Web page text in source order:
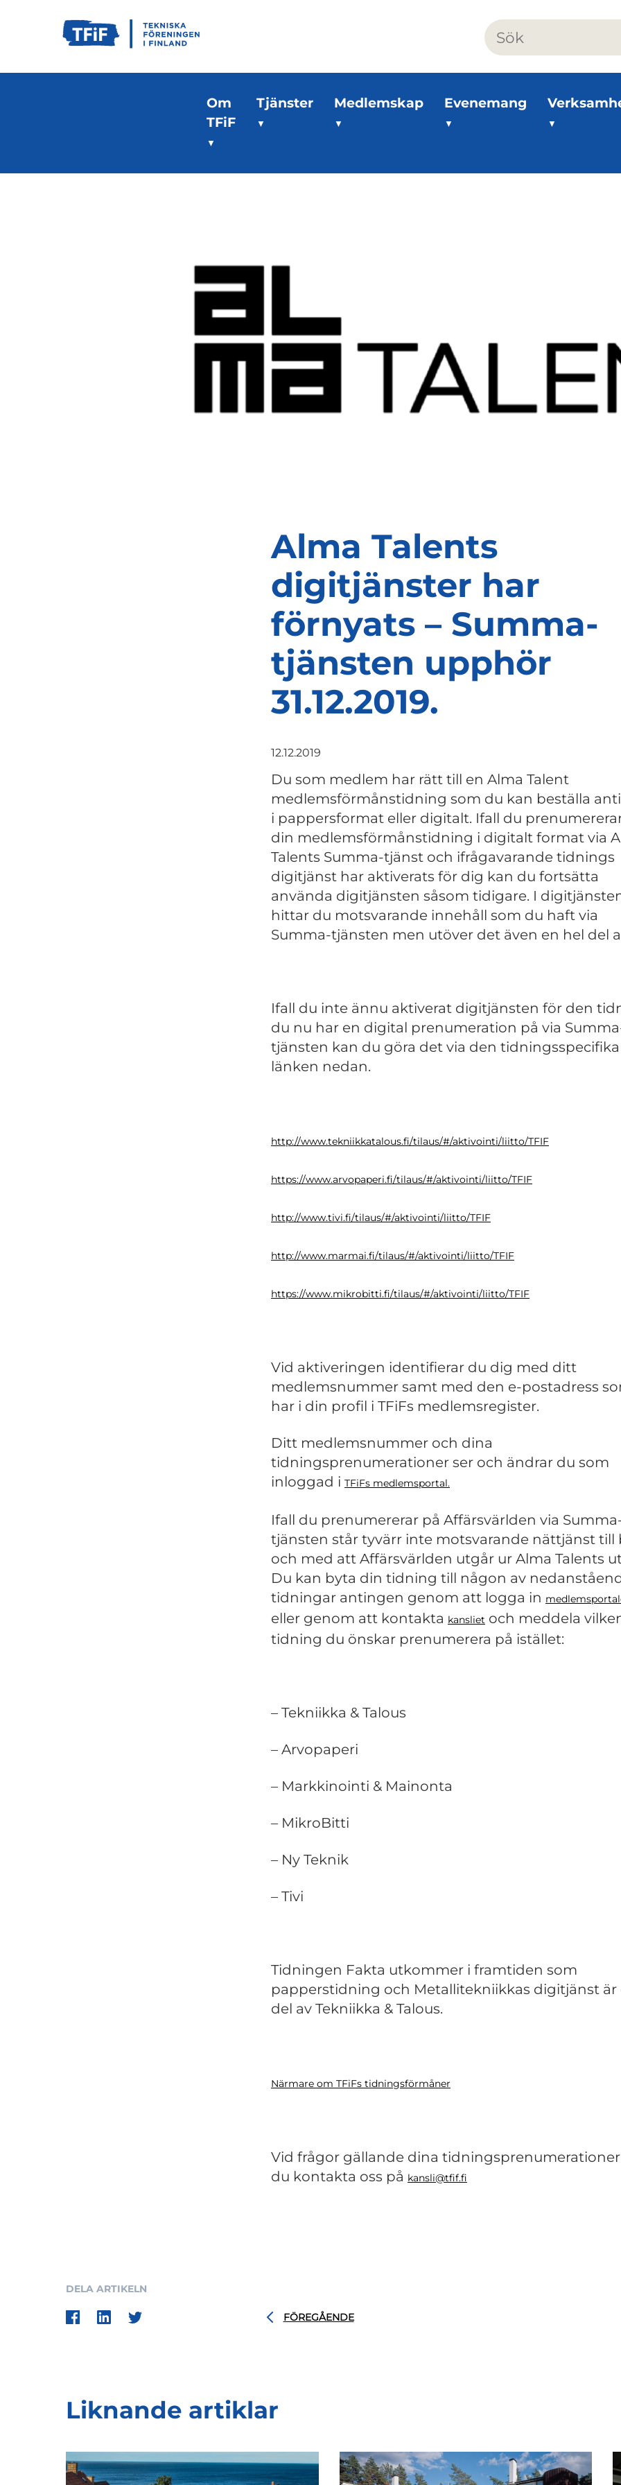
Om
TFiF
Tjänster Medlemskap Evenemang
Alma Talents
digitjänster har
förnyats – Summa-
tjänsten upphör
31.12.2019.
12.12.2019
Du som medlem har rätt till en Alma Talent
medlemsförmånstidning som du kan beställa
i pappersformat eller digitalt. Ifall du
din medlemsförmånstidning i digitalt format via
Talents Summa-tjänst och ifrågavarande tidnings
digitjänst har aktiverats för dig kan du fortsätta
använda digitjänsten såsom tidigare. I
hittar du motsvarande innehåll som du haft via
Summa-tjänsten men utöver det även en hel del
Ifall du inte ännu aktiverat digitjänsten för den
du nu har en digital prenumeration på via
tjänsten kan du göra det via den tidningsspecifika
länken nedan.
http://www.tekniikkatalous.fi/tilaus/#/aktivointi/liitto/TFIF
https://www.arvopaperi.fi/tilaus/#/aktivointi/liitto/TFIF
http://www.tivi.fi/tilaus/#/aktivointi/liitto/TFIF
http://www.marmai.fi/tilaus/#/aktivointi/liitto/TFIF
https://www.mikrobitti.fi/tilaus/#/aktivointi/liitto/TFIF
Vid aktiveringen identifierar du dig med ditt
medlemsnummer samt med den e-postadress
har i din profil i TFiFs medlemsregister.
Ditt medlemsnummer och dina
tidningsprenumerationer ser och ändrar du som
inloggad i TFiFs medlemsportal.
Ifall du prenumererar på Affärsvärlden via
tjänsten står tyvärr inte motsvarande nättjänst till
och med att Affärsvärlden utgår ur Alma Talents
Du kan byta din tidning till någon av
tidningar antingen genom att logga in
eller genom att kontakta kansliet och meddela
tidning du önskar prenumerera på istället:
– Tekniikka & Talous
– Arvopaperi
– Markkinointi & Mainonta
– MikroBitti
– Ny Teknik
– Tivi
Tidningen Fakta utkommer i framtiden som
papperstidning och Metallitekniikkas digitjänst är
del av Tekniikka & Talous.
Närmare om TFiFs tidningsförmåner
Vid frågor gällande dina
du kontakta oss på kansli@tfif.fi
DELA ARTIKELN
FÖREGÅENDE
Liknande artiklar